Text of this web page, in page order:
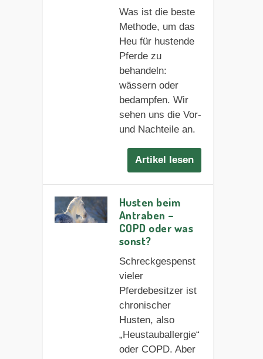
Was ist die beste
Methode, um das
Heu für hustende
Pferde zu
behandeln:
wässern oder
bedampfen. Wir
sehen uns die Vor-
und Nachteile an.
Artikel lesen
Husten beim
Antraben –
COPD oder was
sonst?
Schreckgespenst
vieler
Pferdebesitzer ist
chronischer
Husten, also
„Heustauballergie“
oder COPD. Aber